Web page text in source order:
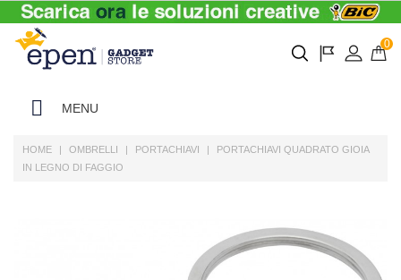
0
MENU
HOME OMBRELLI PORTACHIAVI
PORTACHIAVI QUADRATO GIOIA
IN LEGNO DI FAGGIO